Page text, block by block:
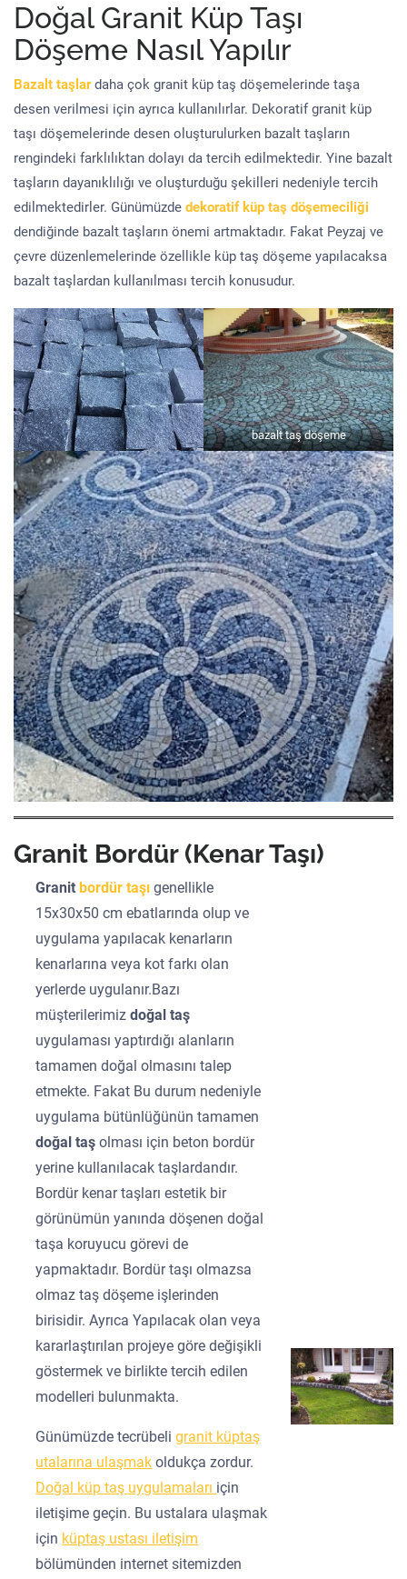
Doğal Granit Küp Taşı
Döşeme Nasıl Yapılır
Bazalt taşlardaha çok granit küp taş döşemelerinde taşa
desen verilmesi için ayrıca kullanılırlar. Dekoratif granit küp
taşı döşemelerinde desen oluşturulurken bazalt taşların
rengindeki farklılıktan dolayı da tercih edilmektedir. Yine bazalt
taşların dayanıklılığı ve oluşturduğu şekilleri nedeniyle tercih
edilmektedirler. Günümüzde dekoratif küp taş döşemeciliği
dendiğinde bazalt taşların önemi artmaktadır. Fakat Peyzaj ve
çevre düzenlemelerinde özellikle küp taş döşeme yapılacaksa
bazalt taşlardan kullanılması tercih konusudur.
bazalt taş döşeme
Granit Bordür (Kenar Taşı)
Granitbordür taşı genellikle
15x30x50 cm ebatlarında olup ve
uygulama yapılacak kenarların
kenarlarına veya kot farkı olan
yerlerde uygulanır.Bazı
müşterilerimizdoğal taş
uygulaması yaptırdığı alanların
tamamen doğal olmasını talep
etmekte. Fakat Bu durum nedeniyle
uygulama bütünlüğünün tamamen
doğal taşolması için beton bordür
yerine kullanılacak taşlardandır.
Bordür kenar taşları estetik bir
görünümün yanında döşenen doğal
taşa koruyucu görevi de
yapmaktadır. Bordür taşı olmazsa
olmaz taş döşeme işlerinden
birisidir. Ayrıca Yapılacak olan veya
kararlaştırılan projeye göre değişikli
göstermek ve birlikte tercih edilen
modelleri bulunmakta.
Günümüzde tecrübeligranit küptaş
utalarına ulaşmak oldukça zordur.
Doğal küp taş uygulamaları için
iletişime geçin. Bu ustalara ulaşmak
için küptaş ustası iletişim
bölümünden internet sitemizden